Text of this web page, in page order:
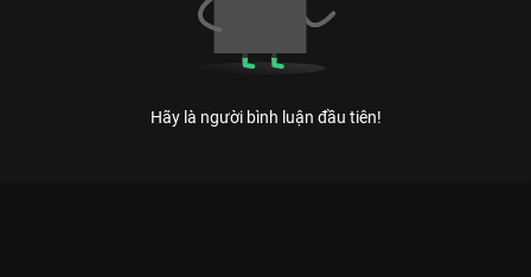
Hãy là người bình luận đầu tiên!